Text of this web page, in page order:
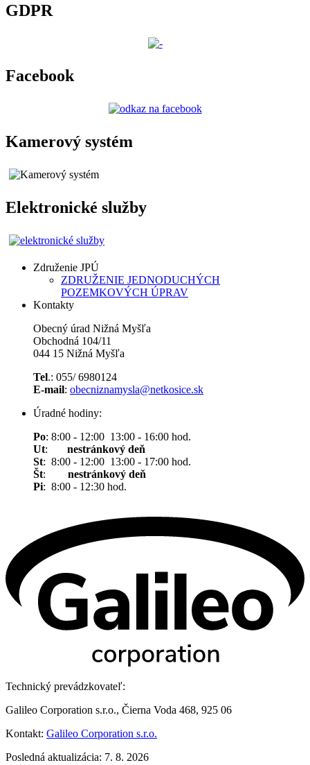
GDPR
Facebook
Kamerový systém
Elektronické služby
Združenie JPÚ
ZDRUŽENIE JEDNODUCHÝCH
POZEMKOVÝCH ÚPRAV
Kontakty
Obecný úrad Nižná Myšľa
Obchodná 104/11
044 15 Nižná Myšľa
Tel.: 055/ 6980124
E-mail: obecniznamysla@netkosice.sk
Úradné hodiny:
Po: 8:00 - 12:00 13:00 - 16:00 hod.
Ut:
nestránkový deň
St: 8:00 - 12:00 13:00 - 17:00 hod.
Št: nestránkový deň
Pi: 8:00 - 12:30 hod.
Technický prevádzkovateľ:
Galileo Corporation s.r.o., Čierna Voda 468, 925 06
Kontakt: Galileo Corporation s.r.o.
Posledná aktualizácia: 7. 8. 2026